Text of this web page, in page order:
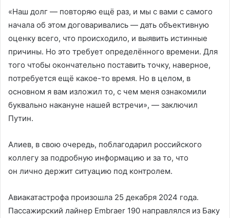
«Наш долг — повторяю ещё раз, и мы с вами с самого
начала об этом договаривались — дать объективную
оценку всего, что происходило, и выявить истинные
причины. Но это требует определённого времени. Для
того чтобы окончательно поставить точку, наверное,
потребуется ещё какое-то время. Но в целом, в
основном я вам изложил то, с чем меня ознакомили
буквально накануне нашей встречи», — заключил
Путин.
Алиев, в свою очередь, поблагодарил российского
коллегу за подробную информацию и за то, что
он лично держит ситуацию под контролем.
Авиакатастрофа произошла 25 декабря 2024 года.
Пассажирский лайнер Embraer 190 направлялся из Баку